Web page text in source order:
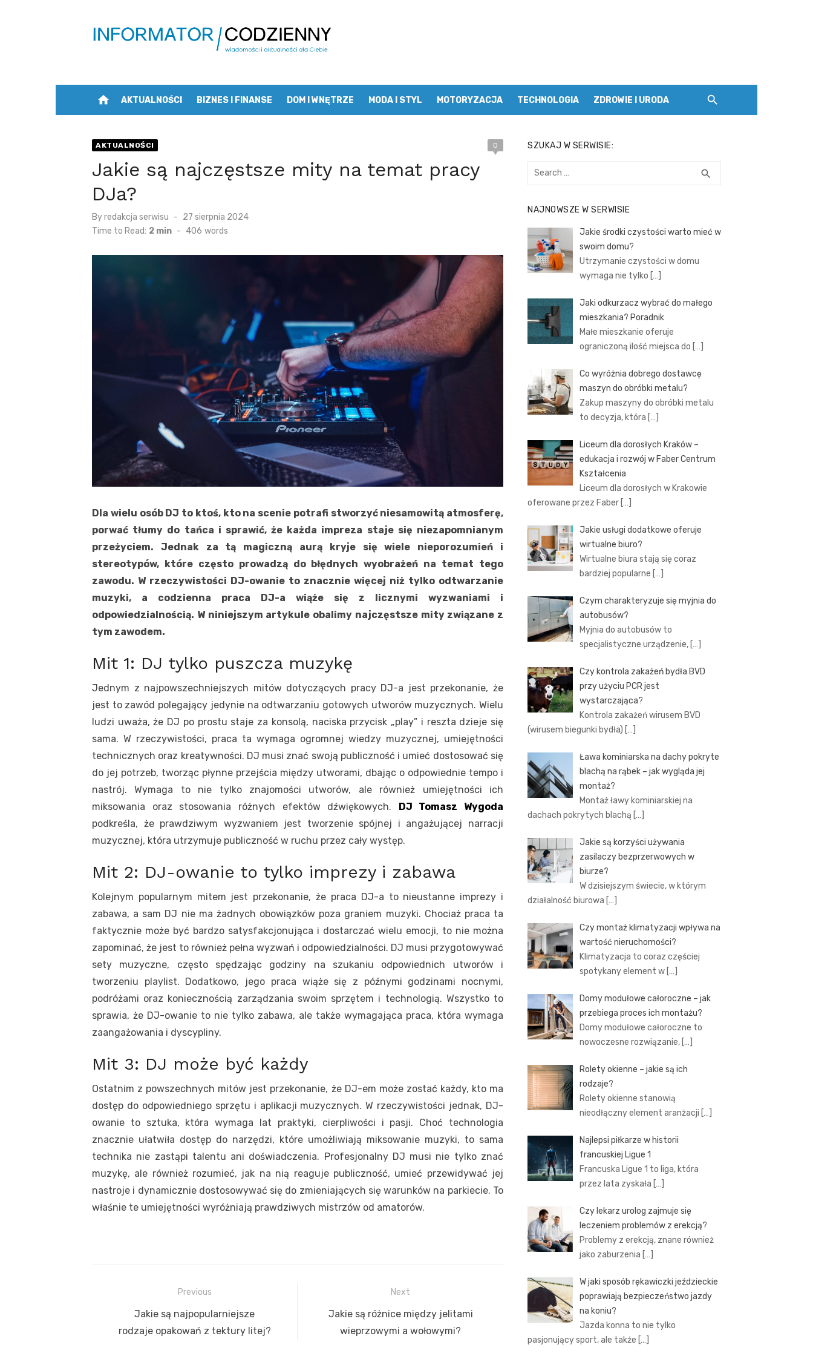
home AKTUALNOŚCI BIZNES I FINANSE DOM I WNĘTRZE MODA I STYL MOTORYZACJA TECHNOLOGIA ZDROWIE I URODA
AKTUALNOŚCI 0
Jakie są najczęstsze mity na temat pracy
DJa?
Byredakcja serwisu
Posted
on
27 sierpnia 2024
Time to Read: 2 min - 406 words
Dla wielu osób DJ to ktoś, kto na scenie potrafi stworzyć niesamowitą atmosferę,
porwać tłumy do tańca i sprawić, że każda impreza staje się niezapomnianym
przeżyciem. Jednak za tą magiczną aurą kryje się wiele nieporozumień i
stereotypów, które często prowadzą do błędnych wyobrażeń na temat tego
zawodu. W rzeczywistości DJ-owanie to znacznie więcej niż tylko odtwarzanie
muzyki, a codzienna praca DJ-a wiąże się z licznymi wyzwaniami i
odpowiedzialnością. W niniejszym artykule obalimy najczęstsze mity związane z
tym zawodem.
Mit 1: DJ tylko puszcza muzykę
Jednym z najpowszechniejszych mitów dotyczących pracy DJ-a jest przekonanie, że
jest to zawód polegający jedynie na odtwarzaniu gotowych utworów muzycznych. Wielu
ludzi uważa, że DJ po prostu staje za konsolą, naciska przycisk „play” i reszta dzieje się
sama. W rzeczywistości, praca ta wymaga ogromnej wiedzy muzycznej, umiejętności
technicznych oraz kreatywności. DJ musi znać swoją publiczność i umieć dostosować się
do jej potrzeb, tworząc płynne przejścia między utworami, dbając o odpowiednie tempo i
nastrój. Wymaga to nie tylko znajomości utworów, ale również umiejętności ich
miksowania oraz stosowania różnych efektów dźwiękowych.
DJ Tomasz Wygoda
podkreśla, że prawdziwym wyzwaniem jest tworzenie spójnej i angażującej narracji
muzycznej, która utrzymuje publiczność w ruchu przez cały występ.
Mit 2: DJ-owanie to tylko imprezy i zabawa
Kolejnym popularnym mitem jest przekonanie, że praca DJ-a to nieustanne imprezy i
zabawa, a sam DJ nie ma żadnych obowiązków poza graniem muzyki. Chociaż praca ta
faktycznie może być bardzo satysfakcjonująca i dostarczać wielu emocji, to nie można
zapominać, że jest to również pełna wyzwań i odpowiedzialności. DJ musi przygotowywać
sety muzyczne, często spędzając godziny na szukaniu odpowiednich utworów i
tworzeniu playlist. Dodatkowo, jego praca wiąże się z późnymi godzinami nocnymi,
podróżami oraz koniecznością zarządzania swoim sprzętem i technologią. Wszystko to
sprawia, że DJ-owanie to nie tylko zabawa, ale także wymagająca praca, która wymaga
zaangażowania i dyscypliny.
Mit 3: DJ może być każdy
Ostatnim z powszechnych mitów jest przekonanie, że DJ-em może zostać każdy, kto ma
dostęp do odpowiedniego sprzętu i aplikacji muzycznych. W rzeczywistości jednak, DJ-
owanie to sztuka, która wymaga lat praktyki, cierpliwości i pasji. Choć technologia
znacznie ułatwiła dostęp do narzędzi, które umożliwiają miksowanie muzyki, to sama
technika nie zastąpi talentu ani doświadczenia. Profesjonalny DJ musi nie tylko znać
muzykę, ale również rozumieć, jak na nią reaguje publiczność, umieć przewidywać jej
nastroje i dynamicznie dostosowywać się do zmieniających się warunków na parkiecie. To
właśnie te umiejętności wyróżniają prawdziwych mistrzów od amatorów.
wpisu
Previous
Previous
post:
Jakie są najpopularniejsze
rodzaje opakowań z tektury litej?
Next
Next
post:
Jakie są różnice między jelitami
wieprzowymi a wołowymi?
SZUKAJ W SERWISIE:
Search
search
NAJNOWSZE W SERWISIE
Jakie środki czystości warto mieć w
swoim domu?
Utrzymanie czystości w domu
wymaga nie tylko […]
Jaki odkurzacz wybrać do małego
mieszkania? Poradnik
Małe mieszkanie oferuje
ograniczoną ilość miejsca do […]
Co wyróżnia dobrego dostawcę
maszyn do obróbki metalu?
Zakup maszyny do obróbki metalu
to decyzja, która […]
Liceum dla dorosłych Kraków –
edukacja i rozwój w Faber Centrum
Kształcenia
Liceum dla dorosłych w Krakowie
oferowane przez Faber […]
Jakie usługi dodatkowe oferuje
wirtualne biuro?
Wirtualne biura stają się coraz
bardziej popularne […]
Czym charakteryzuje się myjnia do
autobusów?
Myjnia do autobusów to
specjalistyczne urządzenie, […]
Czy kontrola zakażeń bydła BVD
przy użyciu PCR jest
wystarczająca?
Kontrola zakażeń wirusem BVD
(wirusem biegunki bydła) […]
Ława kominiarska na dachy pokryte
blachą na rąbek – jak wygląda jej
montaż?
Montaż ławy kominiarskiej na
dachach pokrytych blachą […]
Jakie są korzyści używania
zasilaczy bezprzerwowych w
biurze?
W dzisiejszym świecie, w którym
działalność biurowa […]
Czy montaż klimatyzacji wpływa na
wartość nieruchomości?
Klimatyzacja to coraz częściej
spotykany element w […]
Domy modułowe całoroczne – jak
przebiega proces ich montażu?
Domy modułowe całoroczne to
nowoczesne rozwiązanie, […]
Rolety okienne – jakie są ich
rodzaje?
Rolety okienne stanowią
nieodłączny element aranżacji […]
Najlepsi piłkarze w historii
francuskiej Ligue 1
Francuska Ligue 1 to liga, która
przez lata zyskała […]
Czy lekarz urolog zajmuje się
leczeniem problemów z erekcją?
Problemy z erekcją, znane również
jako zaburzenia […]
W jaki sposób rękawiczki jeździeckie
poprawiają bezpieczeństwo jazdy
na koniu?
Jazda konna to nie tylko
pasjonujący sport, ale także […]